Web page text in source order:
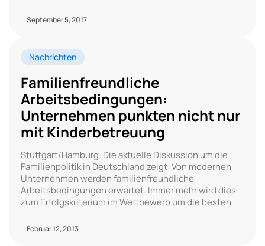
September 5, 2017
Nachrichten
Familienfreundliche
Arbeitsbedingungen:
Unternehmen punkten nicht nur
mit Kinderbetreuung
Stuttgart/Hamburg. Die aktuelle Diskussion um die
Familienpolitik in Deutschland zeigt: Von modernen
Unternehmen werden familienfreundliche
Arbeitsbedingungen erwartet. Immer mehr wird dies
zum Erfolgskriterium im Wettbewerb um die besten
Februar 12, 2013